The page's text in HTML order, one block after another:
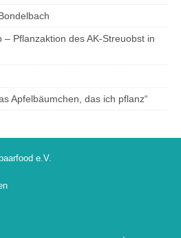
Pflanzaktion des AK-Streuobst in
Apfelbäumchen, das ich pflanz“
e.V.